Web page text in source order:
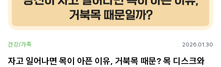
건강/가족 2026.01.30
자고 일어나면 목이 아픈 이유, 거북목 때문? 목 디스크와